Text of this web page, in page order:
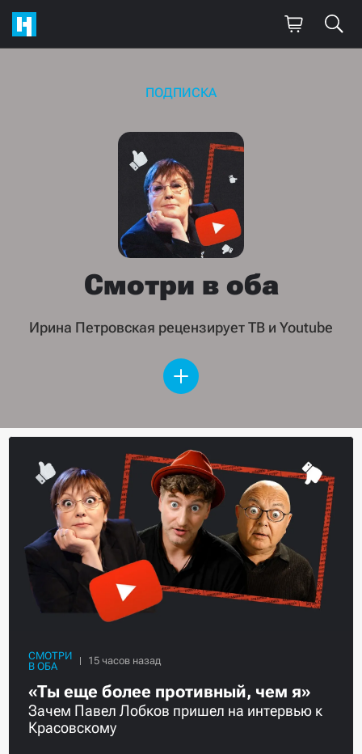
ПОДПИСКА
Смотри в оба
Ирина Петровская рецензирует ТВ и Youtube
СМОТРИ
В ОБА
«Ты еще более противный, чем я»
Зачем Павел Лобков пришел на интервью к
Красовскому